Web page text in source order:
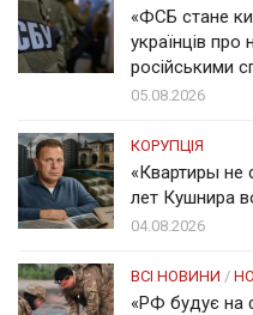
«ФСБ стане
українців про
російськими
05.08.2026
КОРУПЦІЯ
«Квартиры не
лет Кушнира
04.08.2026
ВСІ НОВИНИ /
«РФ будує на